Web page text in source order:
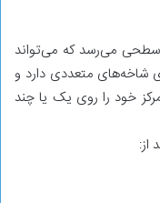
سطحی می‌رسد که می‌تواند
شاخه‌های متعددی دارد و
خود را روی یک یا چند